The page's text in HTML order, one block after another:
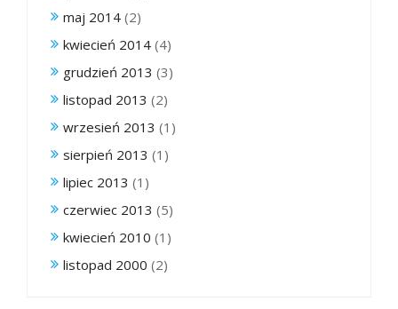
maj 2014 (2)
kwiecień 2014 (4)
grudzień 2013 (3)
listopad 2013 (2)
wrzesień 2013 (1)
sierpień 2013 (1)
lipiec 2013 (1)
czerwiec 2013 (5)
kwiecień 2010 (1)
listopad 2000 (2)